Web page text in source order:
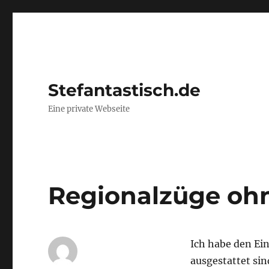
Stefantastisch.de
Eine private Webseite
Regionalzüge
Ich habe den
ausgestattet